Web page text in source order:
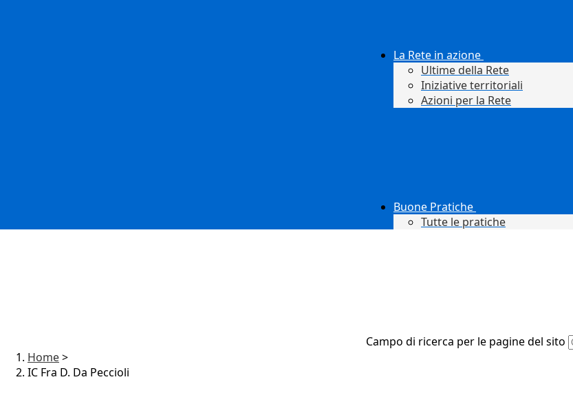
La Rete in azione
Ultime della Rete
Iniziative territoriali
Azioni per la Rete
Buone Pratiche
Tutte le pratiche
Campo di ricerca per le pagine del sito
Home>
IC Fra D. Da Peccioli